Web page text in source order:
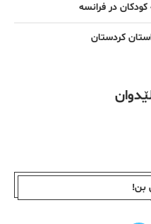
در فرانسه
بن!